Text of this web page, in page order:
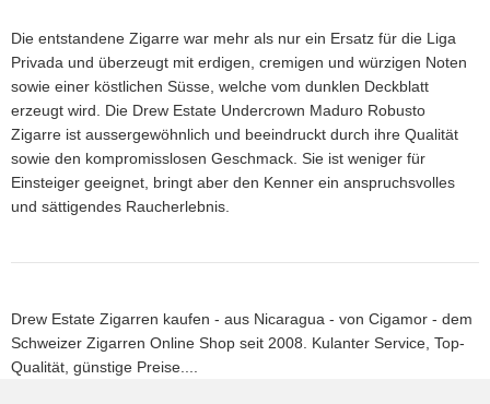
Die entstandene Zigarre war mehr als nur ein Ersatz für die Liga
Privada und überzeugt mit erdigen, cremigen und würzigen Noten
sowie einer köstlichen Süsse, welche vom dunklen Deckblatt
erzeugt wird. Die Drew Estate Undercrown Maduro Robusto
Zigarre ist aussergewöhnlich und beeindruckt durch ihre Qualität
sowie den kompromisslosen Geschmack. Sie ist weniger für
Einsteiger geeignet, bringt aber den Kenner ein anspruchsvolles
und sättigendes Raucherlebnis.
Drew Estate Zigarren kaufen - aus Nicaragua - von Cigamor - dem
Schweizer Zigarren Online Shop seit 2008. Kulanter Service, Top-
Qualität, günstige Preise....